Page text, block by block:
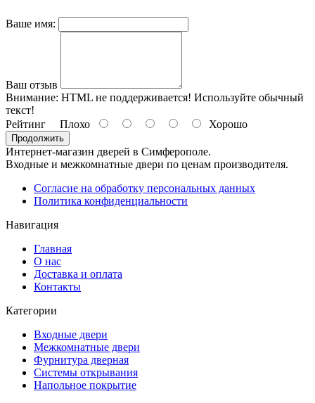
Ваше имя:
Ваш отзыв
Внимание: HTML не поддерживается! Используйте обычный
текст!
Рейтинг Плохо Хорошо
Продолжить
Интернет-магазин дверей в Симферополе.
Входные и межкомнатные двери по ценам производителя.
Согласие на обработку персональных данных
Политика конфиденциальности
Навигация
Главная
О нас
Доставка и оплата
Контакты
Категории
Входные двери
Межкомнатные двери
Фурнитура дверная
Системы открывания
Напольное покрытие